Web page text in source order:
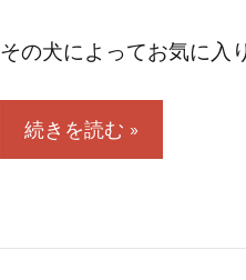
その犬によってお気に入
続きを読む